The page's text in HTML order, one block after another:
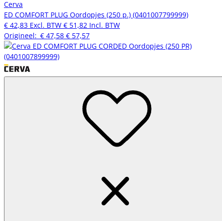
Cerva
ED COMFORT PLUG Oordopjes (250 p.) (0401007799999)
€ 42,83 Excl. BTW € 51,82 Incl. BTW
Origineel: € 47,58 € 57,57